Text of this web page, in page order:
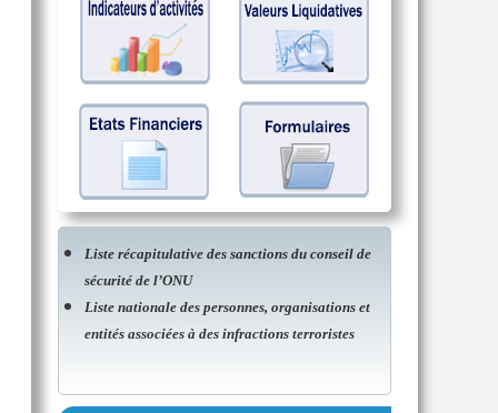
Liste récapitulative des sanctions du conseil de
sécurité de l’ONU
Liste nationale des personnes, organisations et
entités associées à des infractions terroristes